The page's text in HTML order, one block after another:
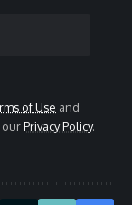
of Use and
ourPrivacy Policy.